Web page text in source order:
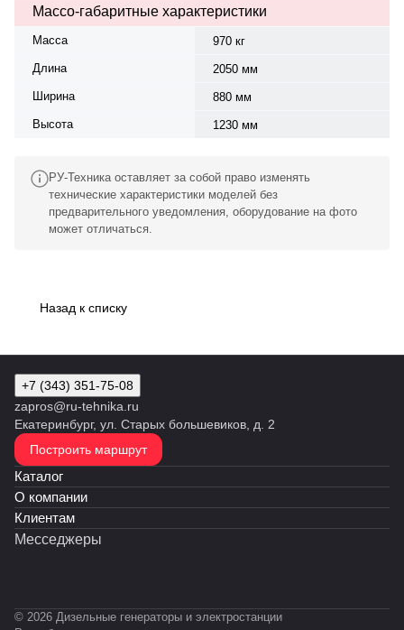
Массо-габаритные характеристики
Масса
970 кг
Длина
2050 мм
Ширина
880 мм
Высота
1230 мм
РУ-Техника оставляет за собой право изменять
технические характеристики моделей без
предварительного уведомления, оборудование на фото
может отличаться.
Назад к списку
+7 (343) 351-75-08
zapros@ru-tehnika.ru
Екатеринбург, ул. Старых большевиков, д. 2
Построить маршрут
Каталог
О компании
Клиентам
Месседжеры
© 2026 Дизельные генераторы и электростанции